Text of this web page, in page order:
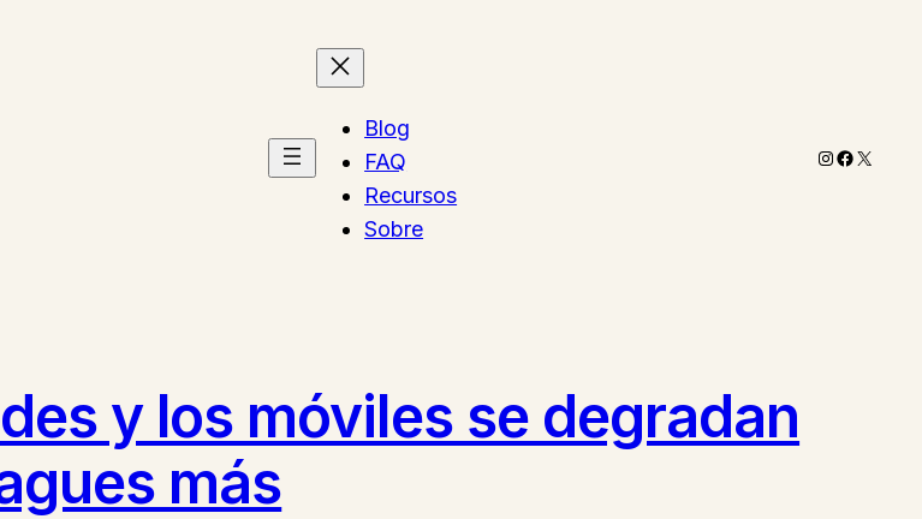
Blog
FAQ
Recursos
Sobre
Instagram
X
y los móviles se degradan
más